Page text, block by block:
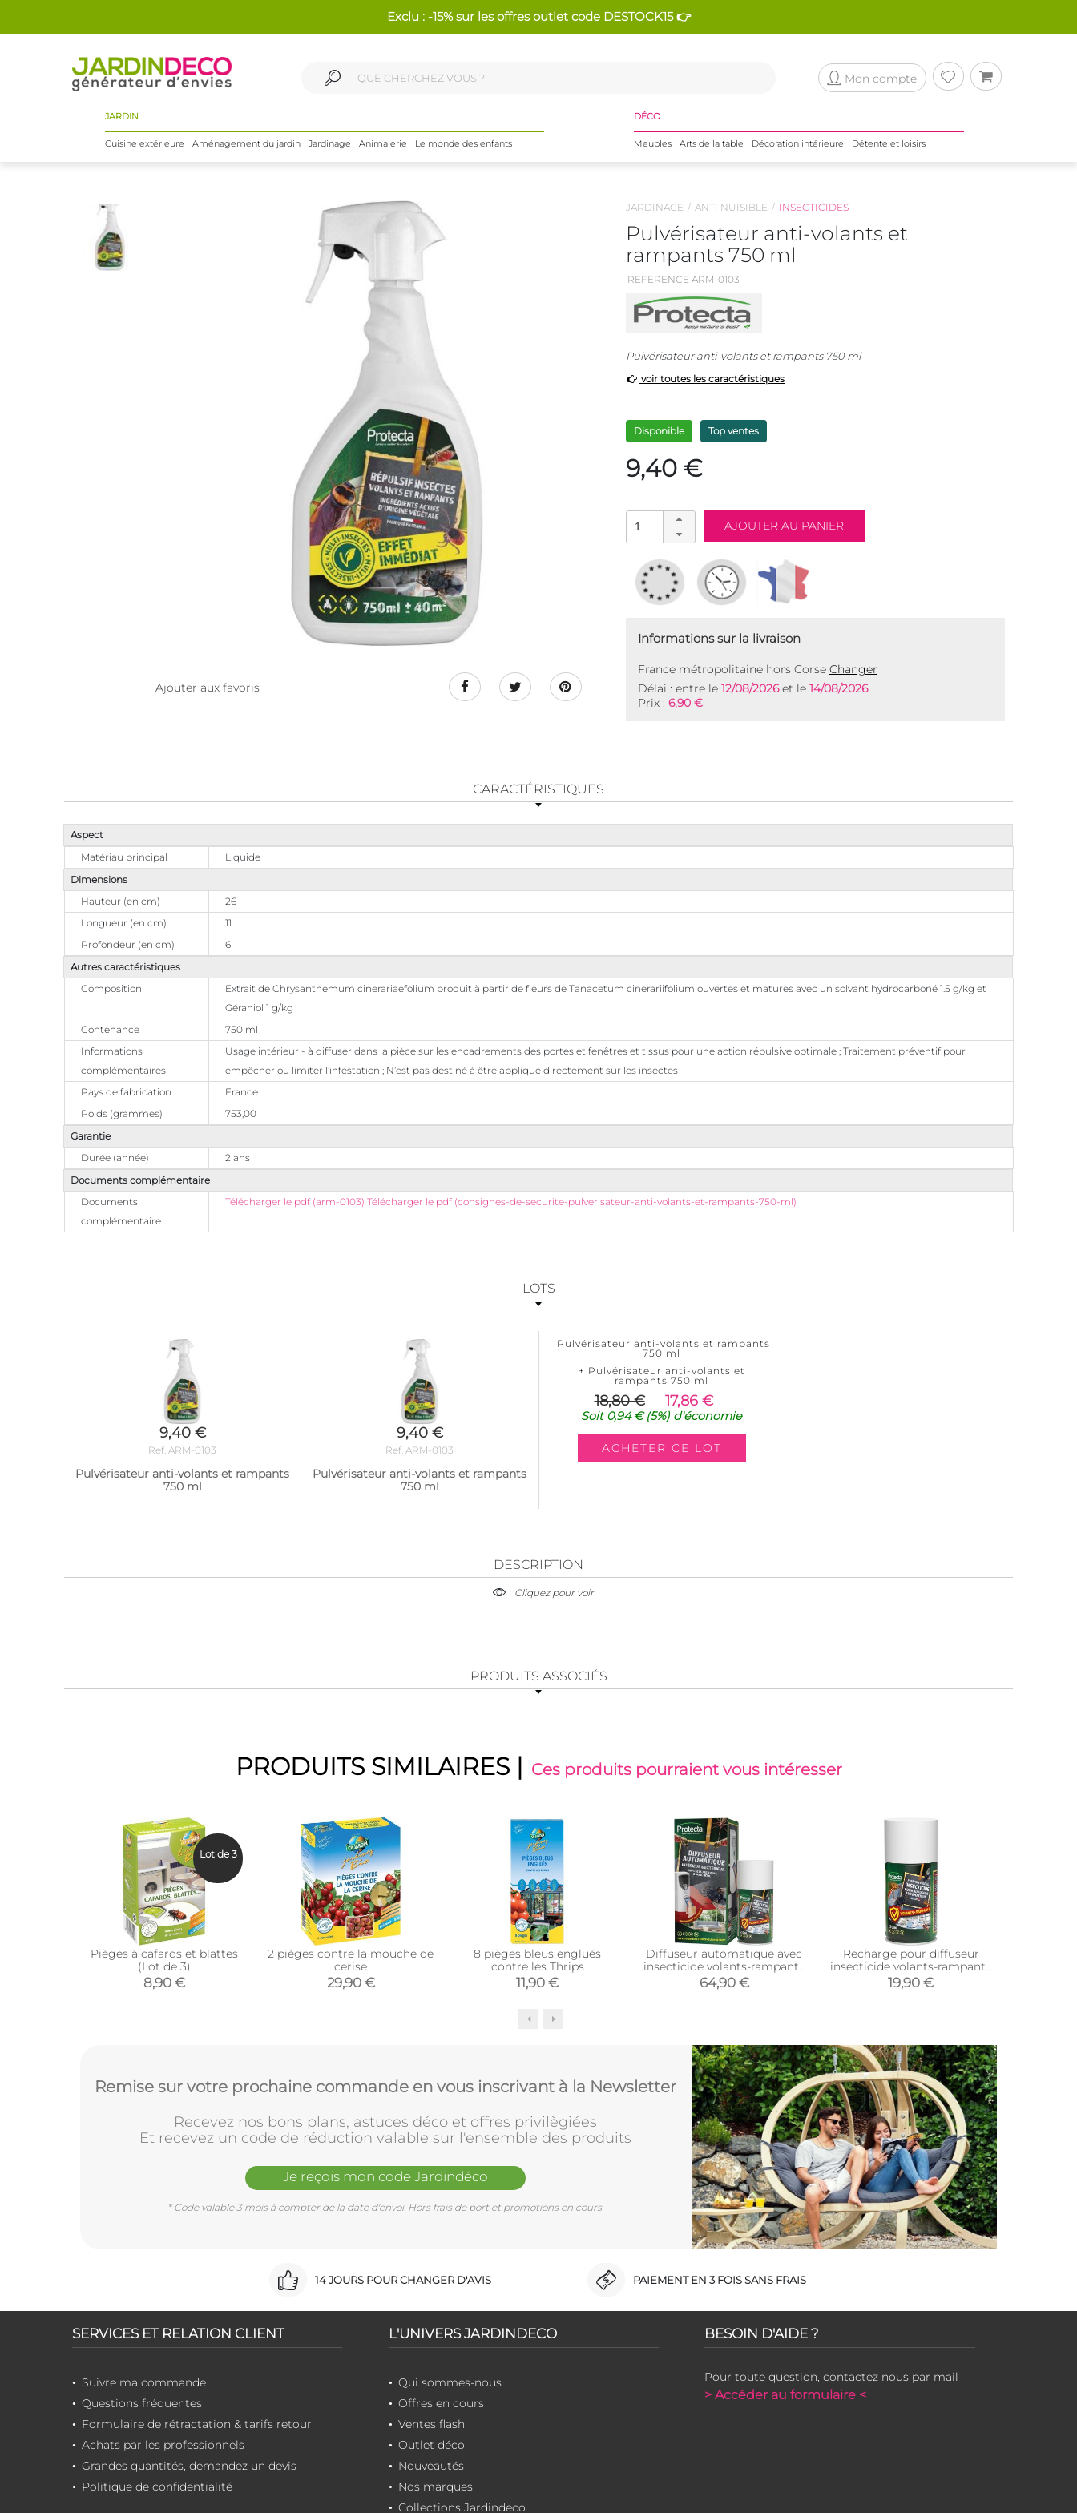
Exclu : -15% sur les offres outlet code DESTOCK15 👉
Mon compte
JARDIN
Cuisine extérieure Aménagement du jardin Jardinage Animalerie Le monde des enfants
DÉCO
Meubles Arts de la table Décoration intérieure Détente et loisirs
Ajouter aux favoris
JARDINAGE ANTI NUISIBLE INSECTICIDES
Pulvérisateur anti-volants et
rampants 750 ml
REFERENCE ARM-0103
Pulvérisateur anti-volants et rampants 750 ml
voir toutes les caractéristiques
Disponible Top ventes
9,40 €
Informations sur la livraison
France métropolitaine hors Corse Changer
Délai : entre le 12/08/2026et le 14/08/2026
Prix : 6,90 €
CARACTÉRISTIQUES
Aspect
Matériau principal
Liquide
Dimensions
Hauteur (en cm)
26
Longueur (en cm)
11
Profondeur (en cm)
6
Autres caractéristiques
Composition
Extrait de Chrysanthemum cinerariaefolium produit à partir de fleurs de Tanacetum cinerariifolium ouvertes et matures avec un solvant hydrocarboné 1.5 g/kg et
Géraniol 1 g/kg
Contenance
750 ml
Informations
complémentaires
Usage intérieur - à diffuser dans la pièce sur les encadrements des portes et fenêtres et tissus pour une action répulsive optimale ; Traitement préventif pour
empêcher ou limiter l’infestation ; N’est pas destiné à être appliqué directement sur les insectes
Pays de fabrication
France
Poids (grammes)
753,00
Garantie
Durée (année)
2 ans
Documents complémentaire
Documents
complémentaire
Télécharger le pdf (arm-0103) Télécharger le pdf (consignes-de-securite-pulverisateur-anti-volants-et-rampants-750-ml)
LOTS
9,40 €
Ref. ARM-0103
Pulvérisateur anti-volants et rampants
750 ml
9,40 €
Ref. ARM-0103
Pulvérisateur anti-volants et rampants
750 ml
Pulvérisateur anti-volants et rampants
750 ml
+ Pulvérisateur anti-volants et
rampants 750 ml
18,80 € 17,86 €
Soit0,94 €(5%) d'économie
DESCRIPTION
Cliquez pour voir
PRODUITS ASSOCIÉS
PRODUITS SIMILAIRES | Ces produits pourraient vous intéresser
Pièges à cafards et blattes
(Lot de 3)
8,90 €
Lot de 3
2 pièges contre la mouche de
cerise
29,90 €
8 pièges bleus englués
contre les Thrips
11,90 €
Diffuseur automatique avec
insecticide volants-rampants
250 ml
64,90 €
Recharge pour diffuseur
insecticide volants-rampants
250 ml
19,90 €
Remise sur votre prochaine commande en vous inscrivant à la Newsletter
Recevez nos bons plans, astuces déco et offres privilègiées
Et recevez un code de réduction valable sur l'ensemble des produits
Je reçois mon code Jardindéco
* Code valable 3 mois à compter de la date d'envoi. Hors frais de port et promotions en cours.
14 JOURS POUR CHANGER D'AVIS PAIEMENT EN 3 FOIS SANS FRAIS
SERVICES ET RELATION CLIENT
Suivre ma commande
Questions fréquentes
Formulaire de rétractation & tarifs retour
Achats par les professionnels
Grandes quantités, demandez un devis
Politique de confidentialité
L'UNIVERS JARDINDECO
Qui sommes-nous
Offres en cours
Ventes flash
Outlet déco
Nouveautés
Nos marques
Collections Jardindeco
BESOIN D'AIDE ?
Pour toute question, contactez nous par mail
> Accéder au formulaire <